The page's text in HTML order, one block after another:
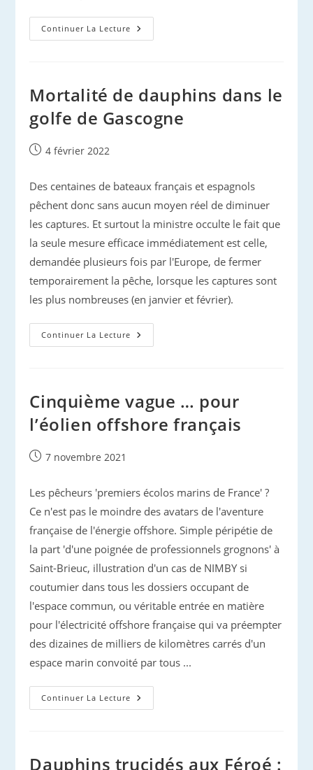
Continuer La Lecture Mortalité
Par
Les
Marsouins
Mortalité de dauphins dans le
golfe de Gascogne
Publication
4 février 2022
Des centaines de bateaux français et espagnols
pêchent donc sans aucun moyen réel de diminuer
les captures. Et surtout la ministre occulte le fait que
la seule mesure efficace immédiatement est celle,
demandée plusieurs fois par l'Europe, de fermer
temporairement la pêche, lorsque les captures sont
les plus nombreuses (en janvier et février).
Continuer La Lecture Mortalité
De
Gascogne
Cinquième vague … pour
l’éolien offshore français
Publication
7 novembre 2021
Les pêcheurs 'premiers écolos marins de France' ?
Ce n'est pas le moindre des avatars de l'aventure
française de l'énergie offshore. Simple péripétie de
la part 'd'une poignée de professionnels grognons' à
Saint-Brieuc, illustration d'un cas de NIMBY si
coutumier dans tous les dossiers occupant de
l'espace commun, ou véritable entrée en matière
pour l'électricité offshore française qui va préempter
des dizaines de milliers de kilomètres carrés d'un
espace marin convoité par tous ...
Continuer La Lecture Cinquième
Vague
Français
Dauphins trucidés aux Féroé :